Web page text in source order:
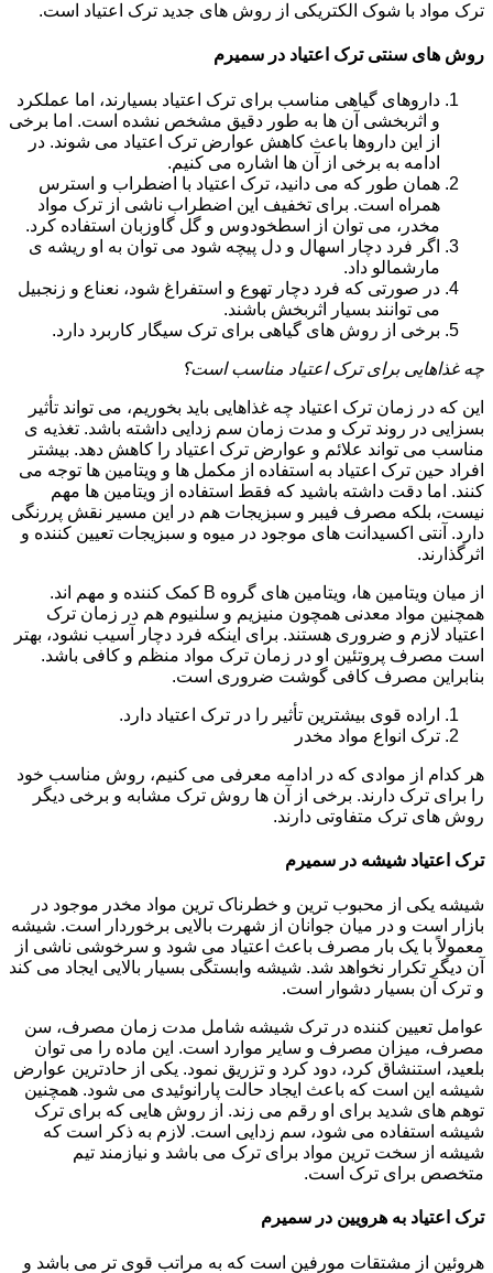
ترک مواد با شوک الکتریکی از روش های جدید ترک اعتیاد است.
روش های سنتی ترک اعتیاد در سمیرم
داروهای گیاهی مناسب برای ترک اعتیاد بسیارند، اما عملکرد
و اثربخشی آن ها به طور دقیق مشخص نشده است. اما برخی
از این داروها باعث کاهش عوارض ترک اعتیاد می شوند. در
ادامه به برخی از آن ها اشاره می کنیم.
همان طور که می دانید، ترک اعتیاد با اضطراب و استرس
همراه است. برای تخفیف این اضطراب ناشی از ترک مواد
مخدر، می توان از اسطخودوس و گل گاوزبان استفاده کرد.
اگر فرد دچار اسهال و دل پیچه شود می توان به او ریشه ی
مارشمالو داد.
در صورتی که فرد دچار تهوع و استفراغ شود، نعناع و زنجبیل
می توانند بسیار اثربخش باشند.
برخی از روش های گیاهی برای ترک سیگار کاربرد دارد.
چه غذاهایی برای ترک اعتیاد مناسب است؟
این که در زمان ترک اعتیاد چه غذاهایی باید بخوریم، می تواند تأثیر
بسزایی در روند ترک و مدت زمان سم زدایی داشته باشد. تغذیه ی
مناسب می تواند علائم و عوارض ترک اعتیاد را کاهش دهد. بیشتر
افراد حین ترک اعتیاد به استفاده از مکمل ها و ویتامین ها توجه می
کنند. اما دقت داشته باشید که فقط استفاده از ویتامین ها مهم
نیست، بلکه مصرف فیبر و سبزیجات هم در این مسیر نقش پررنگی
دارد. آنتی اکسیدانت های موجود در میوه و سبزیجات تعیین کننده و
اثرگذارند.
از میان ویتامین ها، ویتامین های گروه B کمک کننده و مهم اند.
همچنین مواد معدنی همچون منیزیم و سلنیوم هم در زمان ترک
اعتیاد لازم و ضروری هستند. برای اینکه فرد دچار آسیب نشود، بهتر
است مصرف پروتئین او در زمان ترک مواد منظم و کافی باشد.
بنابراین مصرف کافی گوشت ضروری است.
اراده قوی بیشترین تأثیر را در ترک اعتیاد دارد.
ترک انواع مواد مخدر
هر کدام از موادی که در ادامه معرفی می کنیم، روش مناسب خود
را برای ترک دارند. برخی از آن ها روش ترک مشابه و برخی دیگر
روش های ترک متفاوتی دارند.
ترک اعتیاد شیشه در سمیرم
شیشه یکی از محبوب ترین و خطرناک ترین مواد مخدر موجود در
بازار است و در میان جوانان از شهرت بالایی برخوردار است. شیشه
معمولاً با یک بار مصرف باعث اعتیاد می شود و سرخوشی ناشی از
آن دیگر تکرار نخواهد شد. شیشه وابستگی بسیار بالایی ایجاد می کند
و ترک آن بسیار دشوار است.
عوامل تعیین کننده در ترک شیشه شامل مدت زمان مصرف، سن
مصرف، میزان مصرف و سایر موارد است. این ماده را می توان
بلعید، استنشاق کرد، دود کرد و تزریق نمود. یکی از حادترین عوارض
شیشه این است که باعث ایجاد حالت پارانوئیدی می شود. همچنین
توهم های شدید برای او رقم می زند. از روش هایی که برای ترک
شیشه استفاده می شود، سم زدایی است. لازم به ذکر است که
شیشه از سخت ترین مواد برای ترک می باشد و نیازمند تیم
متخصص برای ترک است.
ترک اعتیاد به هرویین در سمیرم
هروئین از مشتقات مورفین است که به مراتب قوی تر می باشد و